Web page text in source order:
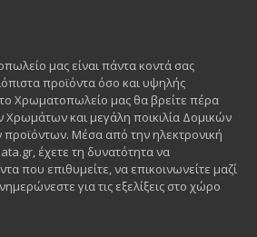
μας είναι πάντα κοντά σας
προϊόντα όσο και υψηλής
Χρωματοπωλείο μας θα βρείτε πέρα
και μεγάλη ποικιλία Δομικών
Μέσα από την ηλεκτρονική
έχετε τη δυνατότητα να
που επιθυμείτε, να επικοινωνείτε μαζί
για τις εξελίξεις στο χώρο